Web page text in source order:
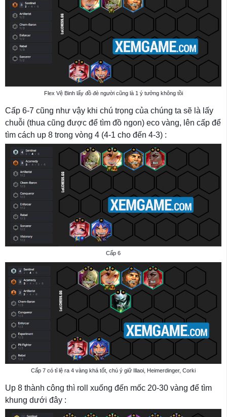
Flex Vệ Binh lấy đồ đè người cũng là 1 ý tưởng không tồi
Cấp 6-7 cũng như vậy khi chú trọng của chúng ta sẽ là lấy
chuỗi (thua cũng được để tìm đồ ngon) eco vàng, lên cấp để
tìm cách up 8 trong vòng 4 (4-1 cho đến 4-3) :
Cấp 6
Cấp 7 có tỉ lệ ra 4 vàng khá tốt, chú ý giữ Illaoi, Heimerdinger, Corki
Up 8 thành công thì roll xuống đến mốc 20-30 vàng để tìm
khung dưới đây :